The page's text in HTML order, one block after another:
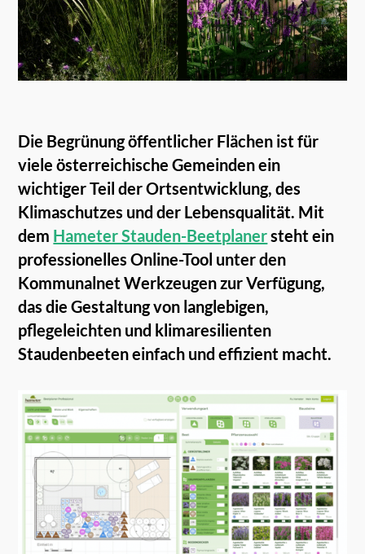
Die Begrünung öffentlicher Flächen ist für
viele österreichische Gemeinden ein
wichtiger Teil der Ortsentwicklung, des
Klimaschutzes und der Lebensqualität. Mit
dem Hameter Stauden-Beetplanersteht ein
professionelles Online-Tool unter den
Kommunalnet Werkzeugen zur Verfügung,
das die Gestaltung von langlebigen,
pflegeleichten und klimaresilienten
Staudenbeeten einfach und effizient macht.